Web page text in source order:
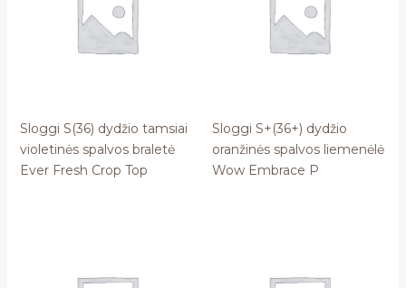
Sloggi S(36) dydžio tamsiai
violetinės spalvos braletė
Ever Fresh Crop Top
Sloggi S+(36+) dydžio
oranžinės spalvos liemenėlė
Wow Embrace P